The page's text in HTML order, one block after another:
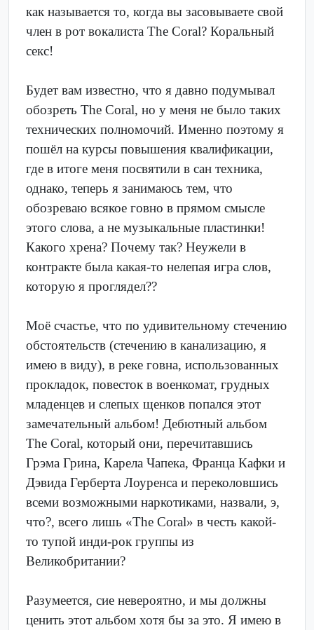
как называется то, когда вы засовываете свой
член в рот вокалиста The Coral? Коральный
секс!
Будет вам известно, что я давно подумывал
обозреть The Coral, но у меня не было таких
технических полномочий. Именно поэтому я
пошёл на курсы повышения квалификации,
где в итоге меня посвятили в сан техника,
однако, теперь я занимаюсь тем, что
обозреваю всякое говно в прямом смысле
этого слова, а не музыкальные пластинки!
Какого хрена? Почему так? Неужели в
контракте была какая-то нелепая игра слов,
которую я проглядел??
Моё счастье, что по удивительному стечению
обстоятельств (стечению в канализацию, я
имею в виду), в реке говна, использованных
прокладок, повесток в военкомат, грудных
младенцев и слепых щенков попался этот
замечательный альбом! Дебютный альбом
The Coral, который они, перечитавшись
Грэма Грина, Карела Чапека, Франца Кафки и
Дэвида Герберта Лоуренса и переколовшись
всеми возможными наркотиками, назвали, э,
что?, всего лишь «The Coral» в честь какой-
то тупой инди-рок группы из
Великобритании?
Разумеется, сие невероятно, и мы должны
ценить этот альбом хотя бы за это. Я имею в